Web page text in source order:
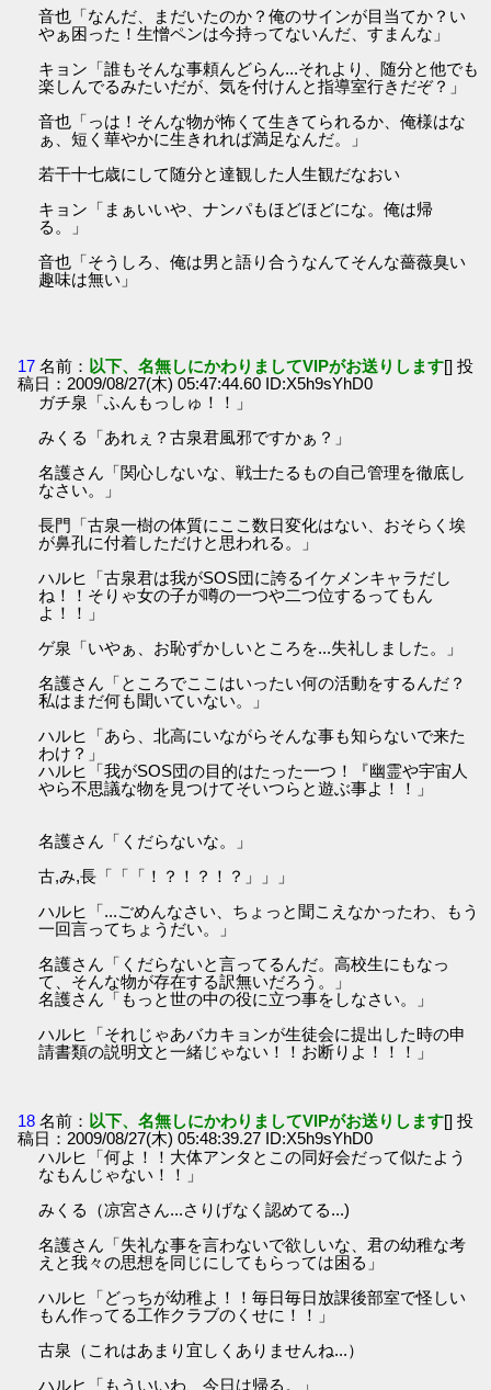
音也「なんだ、まだいたのか？俺のサインが目当てか？い
やぁ困った！生憎ペンは今持ってないんだ、すまんな」
キョン「誰もそんな事頼んどらん...それより、随分と他でも
楽しんでるみたいだが、気を付けんと指導室行きだぞ？」
音也「っは！そんな物が怖くて生きてられるか、俺様はな
ぁ、短く華やかに生きれれば満足なんだ。」
若干十七歳にして随分と達観した人生観だなおい
キョン「まぁいいや、ナンパもほどほどにな。俺は帰
る。」
音也「そうしろ、俺は男と語り合うなんてそんな薔薇臭い
趣味は無い」
17 名前： 以下、名無しにかわりましてVIPがお送りします[] 投
稿日：2009/08/27(木) 05:47:44.60 ID:X5h9sYhD0
ガチ泉「ふんもっしゅ！！」
みくる「あれぇ？古泉君風邪ですかぁ？」
名護さん「関心しないな、戦士たるもの自己管理を徹底し
なさい。」
長門「古泉一樹の体質にここ数日変化はない、おそらく埃
が鼻孔に付着しただけと思われる。」
ハルヒ「古泉君は我がSOS団に誇るイケメンキャラだし
ね！！そりゃ女の子が噂の一つや二つ位するってもん
よ！！」
ゲ泉「いやぁ、お恥ずかしいところを...失礼しました。」
名護さん「ところでここはいったい何の活動をするんだ？
私はまだ何も聞いていない。」
ハルヒ「あら、北高にいながらそんな事も知らないで来た
わけ？」
ハルヒ「我がSOS団の目的はたった一つ！『幽霊や宇宙人
やら不思議な物を見つけてそいつらと遊ぶ事よ！！」
名護さん「くだらないな。」
古,み,長「「「！？！？！？」」」
ハルヒ「...ごめんなさい、ちょっと聞こえなかったわ、もう
一回言ってちょうだい。」
名護さん「くだらないと言ってるんだ。高校生にもなっ
て、そんな物が存在する訳無いだろう。」
名護さん「もっと世の中の役に立つ事をしなさい。」
ハルヒ「それじゃあバカキョンが生徒会に提出した時の申
請書類の説明文と一緒じゃない！！お断りよ！！！」
18 名前： 以下、名無しにかわりましてVIPがお送りします[] 投
稿日：2009/08/27(木) 05:48:39.27 ID:X5h9sYhD0
ハルヒ「何よ！！大体アンタとこの同好会だって似たよう
なもんじゃない！！」
みくる（凉宮さん...さりげなく認めてる...)
名護さん「失礼な事を言わないで欲しいな、君の幼稚な考
えと我々の思想を同じにしてもらっては困る」
ハルヒ「どっちが幼稚よ！！毎日毎日放課後部室で怪しい
もん作ってる工作クラブのくせに！！」
古泉（これはあまり宜しくありませんね...）
ハルヒ「もういいわ、今日は帰る。」